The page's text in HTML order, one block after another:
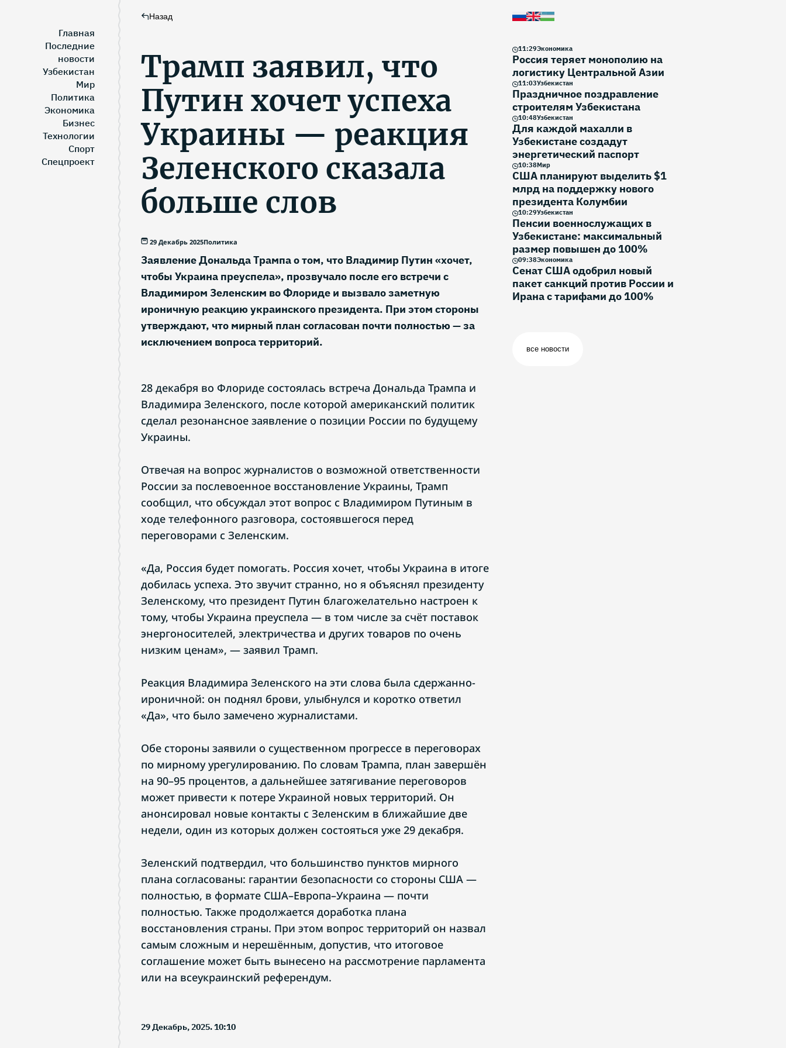
Главная
Последние
новости
Узбекистан
Мир
Политика
Экономика
Бизнес
Технологии
Спорт
Спецпроект
Назад
Трамп заявил, что
Путин хочет успеха
Украины — реакция
Зеленского сказала
больше слов
29 Декабрь 2025Политика
Заявление Дональда Трампа о том, что Владимир Путин «хочет,
чтобы Украина преуспела», прозвучало после его встречи с
Владимиром Зеленским во Флориде и вызвало заметную
ироничную реакцию украинского президента. При этом стороны
утверждают, что мирный план согласован почти полностью — за
исключением вопроса территорий.
28 декабря во Флориде состоялась встреча Дональда Трампа и
Владимира Зеленского, после которой американский политик
сделал резонансное заявление о позиции России по будущему
Украины.
Отвечая на вопрос журналистов о возможной ответственности
России за послевоенное восстановление Украины, Трамп
сообщил, что обсуждал этот вопрос с Владимиром Путиным в
ходе телефонного разговора, состоявшегося перед
переговорами с Зеленским.
«Да, Россия будет помогать. Россия хочет, чтобы Украина в итоге
добилась успеха. Это звучит странно, но я объяснял президенту
Зеленскому, что президент Путин благожелательно настроен к
тому, чтобы Украина преуспела — в том числе за счёт поставок
энергоносителей, электричества и других товаров по очень
низким ценам», — заявил Трамп.
Реакция Владимира Зеленского на эти слова была сдержанно-
ироничной: он поднял брови, улыбнулся и коротко ответил
«Да», что было замечено журналистами.
Обе стороны заявили о существенном прогрессе в переговорах
по мирному урегулированию. По словам Трампа, план завершён
на 90–95 процентов, а дальнейшее затягивание переговоров
может привести к потере Украиной новых территорий. Он
анонсировал новые контакты с Зеленским в ближайшие две
недели, один из которых должен состояться уже 29 декабря.
Зеленский подтвердил, что большинство пунктов мирного
плана согласованы: гарантии безопасности со стороны США —
полностью, в формате США–Европа–Украина — почти
полностью. Также продолжается доработка плана
восстановления страны. При этом вопрос территорий он назвал
самым сложным и нерешённым, допустив, что итоговое
соглашение может быть вынесено на рассмотрение парламента
или на всеукраинский референдум.
29 Декабрь, 2025. 10:10
11:29Экономика
Россия теряет монополию на
логистику Центральной Азии
11:03Узбекистан
Праздничное поздравление
строителям Узбекистана
10:48Узбекистан
Для каждой махалли в
Узбекистане создадут
энергетический паспорт
10:38Мир
США планируют выделить $1
млрд на поддержку нового
президента Колумбии
10:29Узбекистан
Пенсии военнослужащих в
Узбекистане: максимальный
размер повышен до 100%
09:38Экономика
Сенат США одобрил новый
пакет санкций против России и
Ирана с тарифами до 100%
все новости